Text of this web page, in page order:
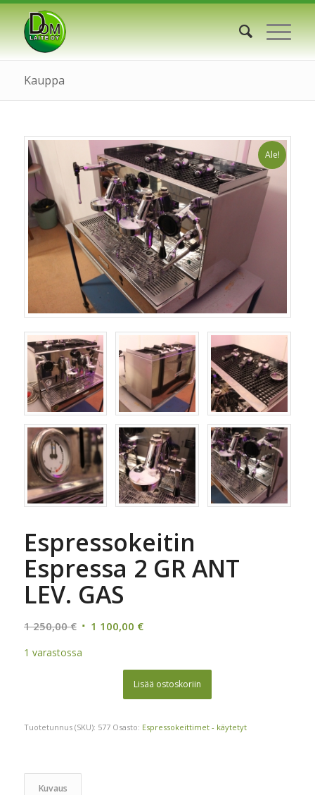
Kauppa
Ale!
Espressokeitin
Espressa 2 GR ANT
LEV. GAS
1 250,00€ Alkuperäinen
oli:
1 100,00 €Nykyinen
1 varastossa
Lisää ostoskoriin
Tuotetunnus (SKU): 577 Osasto: Espressokeittimet - käytetyt
Kuvaus